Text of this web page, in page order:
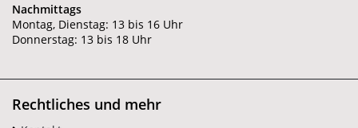
Nachmittags
Montag, Dienstag: 13 bis 16 Uhr
Donnerstag: 13 bis 18 Uhr
Rechtliches und mehr